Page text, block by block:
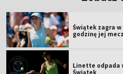
Świątek zagra
godzinę jej
Linette odpada
Świątek